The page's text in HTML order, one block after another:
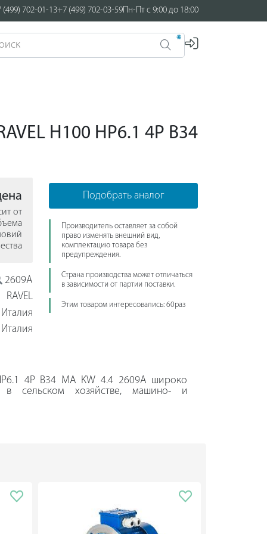
(499) 702-01-13+7 (499) 702-03-59Пн-Пт с 9:00 до 18:00
*
H100 HP6.1 4P B34
от
2609A
RAVEL
Италия
Италия
Подобрать аналог
Производитель оставляет за собой
право изменять внешний вид,
комплектацию товара без
предупреждения.
Страна производства может отличаться
в зависимости от партии поставки.
Этим товаром интересовались: 60раз
4P B34 MA KW 4.4 2609A широко
в сельском хозяйстве, машино- и
двигателем и подходит для
E2B2014, RC 14.16 D XN, WS102,